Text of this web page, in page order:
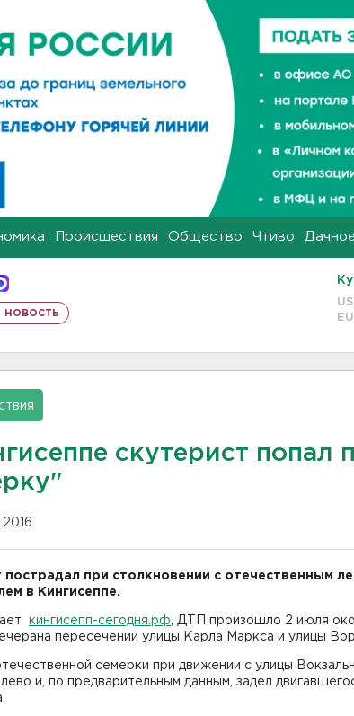
Происшествия Общество Чтиво
новость
скутерист попал
пострадал при столкновении с отечественным
в Кингисеппе.
кингисепп-сегодня.рф , ДТП произошло 2 июля
пересечении улицы Карла Маркса и улицы
семерки при движении с улицы
и, по предварительным данным, задел